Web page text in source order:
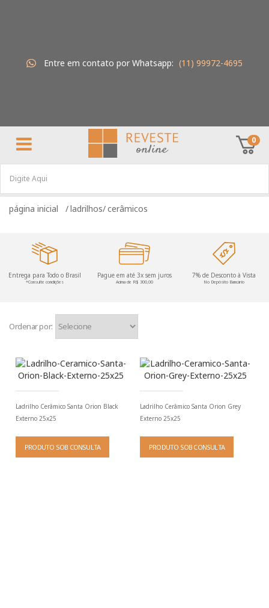
Entre em contato por Whatsapp: (11) 99972-4695
0
ladrilhos cerâmicos
Entrega para Todo o Brasil
*Consulte condições
Pague em até 3x sem juros
Acima de R$ 300,00
7% de Desconto à Vista
No Depósito Bancário
Ordenar por:
Ladrilho Cerâmico Santa Orion Black
Externo 25x25
PRODUTO SOB CONSULTA
Ladrilho Cerâmico Santa Orion Grey
Externo 25x25
PRODUTO SOB CONSULTA